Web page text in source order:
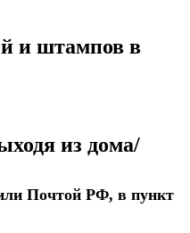
и штампов в
из дома/
Почтой РФ, в пункт